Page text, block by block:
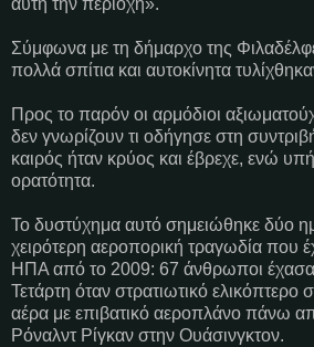
αυτή την περιοχή».
Σύμφωνα με τη δήμαρχο της
πολλά σπίτια και αυτοκίνητα
Προς το παρόν οι αρμόδιοι
δεν γνωρίζουν τι οδήγησε στη
καιρός ήταν κρύος και έβρεχε, ενώ
ορατότητα.
Το δυστύχημα αυτό σημειώθηκε δύο
χειρότερη αεροπορική τραγωδία που
ΗΠΑ από το 2009: 67 άνθρωποι
Τετάρτη όταν στρατιωτικό ελικόπτερο
αέρα με επιβατικό αεροπλάνο πάνω
Ρόναλντ Ρίγκαν στην Ουάσινγκτον.